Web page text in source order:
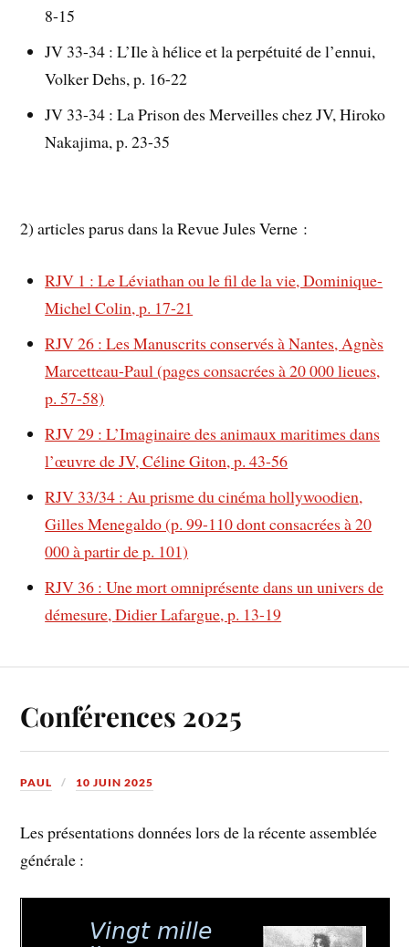
8-15
JV 33-34 : L’Ile à hélice et la perpétuité de l’ennui,
Volker Dehs, p. 16-22
JV 33-34 : La Prison des Merveilles chez JV, Hiroko
Nakajima, p. 23-35
2) articles parus dans la Revue Jules Verne :
RJV 1 : Le Léviathan ou le fil de la vie, Dominique-
Michel Colin, p. 17-21
RJV 26 : Les Manuscrits conservés à Nantes, Agnès
Marcetteau-Paul (pages consacrées à 20 000 lieues,
p. 57-58)
RJV 29 : L’Imaginaire des animaux maritimes dans
l’œuvre de JV, Céline Giton, p. 43-56
RJV 33/34 : Au prisme du cinéma hollywoodien,
Gilles Menegaldo (p. 99-110 dont consacrées à 20
000 à partir de p. 101)
RJV 36 : Une mort omniprésente dans un univers de
démesure, Didier Lafargue, p. 13-19
Conférences 2025
PAUL 10 JUIN 2025
Les présentations données lors de la récente assemblée
générale :